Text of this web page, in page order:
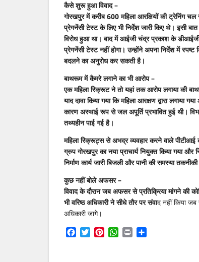
कैसे शुरू हुआ विवाद –
गोरखपुर में करीब 600 महिला आरक्षियों की ट्रेनिंग
प्रेगनेंसी टेस्ट के लिए भी निर्देश जारी किए थे। इसी
विरोध हुआ था। बाद में आईजी चंद्र प्रकाश के डीआईजी
प्रेगनेंसी टेस्ट नहीं होगा। उन्होंने अपना निर्देश में
बदलने का अनुरोध कर सकती है।
बाथरूम में कैमरे लगाने का भी आरोप –
एक महिला रिक्रूट ने तो यहां तक आरोप लगाया की
याद दावा किया गया कि महिला आरक्षण द्वारा लगाया
कारण अस्थाई रूप से जल अपूर्ति प्रभावित हुई थी।
तथ्यहीन पाई गई है।
महिला रिक्रूट्स से अभद्र व्यवहार करने वाले
ग्रुप गोरखपुर का नया प्राचार्य नियुक्त किया गया और
निर्माण कार्य जारी बिजली और पानी की समस्या
कुछ नहीं बोले अफसर –
विवाद के दौरान जब अफसर से प्रतिक्रिया मांगने की
भी वरिष्ठ अधिकारी ने सीधे तौर पर संवाद नहीं किया जब
अधिकारी जागे।
Facebook
TwitterPinterestWhatsApp
Print